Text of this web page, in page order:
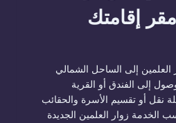
إقامتك
إلى الساحل الشمالي
إلى الفندق أو القرية
نقل أو تقسيم الأسرة والحقائب
الخدمة زوار العلمين الجديدة